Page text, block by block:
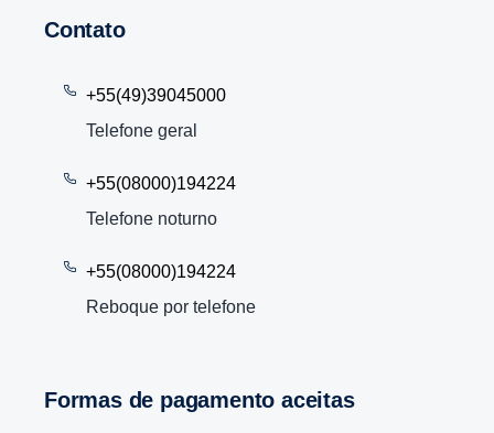
Contato
+55(49)39045000
Telefone geral
+55(08000)194224
Telefone noturno
+55(08000)194224
Reboque por telefone
Formas de pagamento aceitas